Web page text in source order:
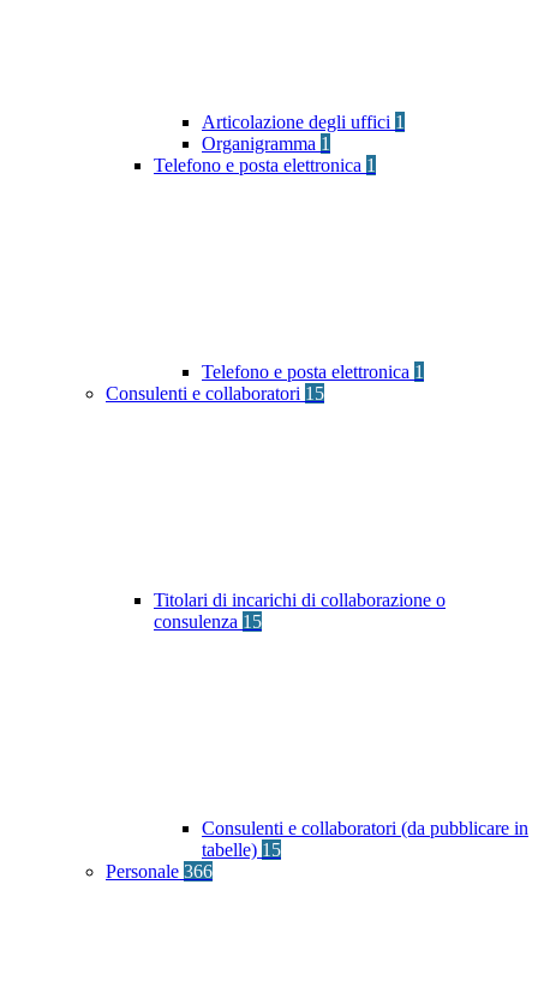
Articolazione degli uffici 1
Organigramma 1
Telefono e posta elettronica 1
Telefono e posta elettronica 1
Consulenti e collaboratori 15
Titolari di incarichi di collaborazione o
consulenza 15
Consulenti e collaboratori (da pubblicare in
tabelle) 15
Personale 366